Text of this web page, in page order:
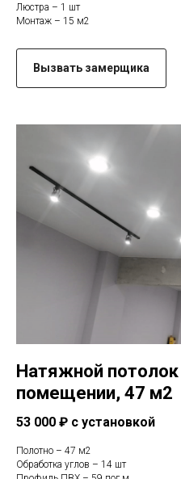
Люстра – 1 шт
Монтаж – 15 м2
Вызвать замерщика
Натяжной
помещении, 47 м2
53 000 ₽ с установкой
Полотно – 47 м2
Обработка углов – 14 шт